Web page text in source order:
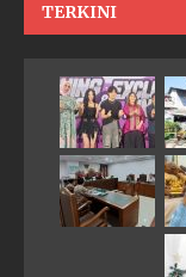
TERKINI